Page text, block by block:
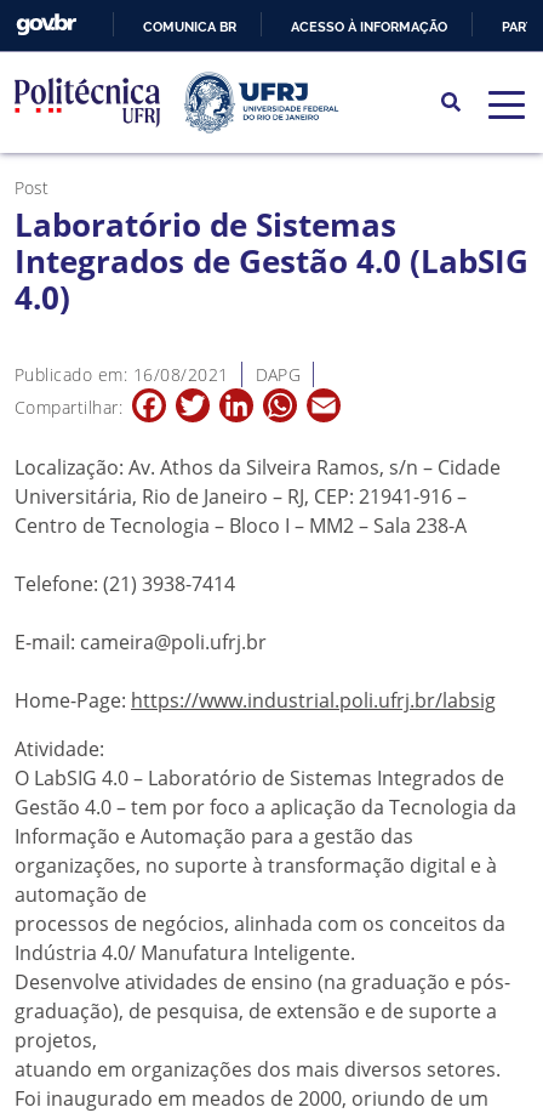
PARA
O
CONTEÚDO
COMUNICA BR ACESSO À INFORMAÇÃO
Post
Laboratório de Sistemas
Integrados de Gestão 4.0 (LabSIG
4.0)
Publicado em: 16/08/2021
DAPG
Compartilhar:
FacebookTwitterLinkedInWhatsApp
Localização: Av. Athos da Silveira Ramos, s/n – Cidade
Universitária, Rio de Janeiro – RJ, CEP: 21941-916 –
Centro de Tecnologia – Bloco I – MM2 – Sala 238-A
Telefone: (21) 3938-7414
E-mail: cameira@poli.ufrj.br
Home-Page: https://www.industrial.poli.ufrj.br/labsig
Atividade:
O LabSIG 4.0 – Laboratório de Sistemas Integrados de
Gestão 4.0 – tem por foco a aplicação da Tecnologia da
Informação e Automação para a gestão das
organizações, no suporte à transformação digital e à
automação de
processos de negócios, alinhada com os conceitos da
Indústria 4.0/ Manufatura Inteligente.
Desenvolve atividades de ensino (na graduação e pós-
graduação), de pesquisa, de extensão e de suporte a
projetos,
atuando em organizações dos mais diversos setores.
Foi inaugurado em meados de 2000, oriundo de um